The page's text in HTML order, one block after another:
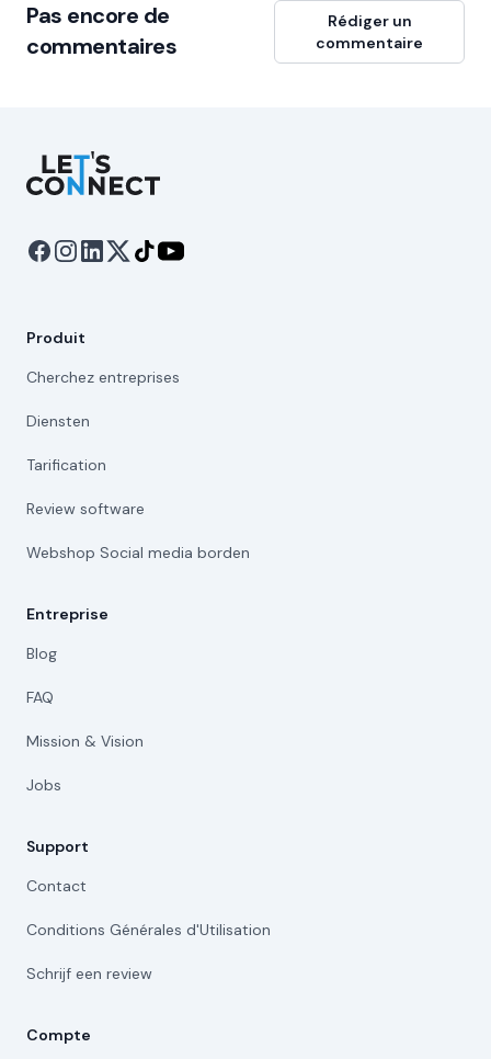
Pas encore de
commentaires
Rédiger un
commentaire
Let's Connect
Produit
Cherchez entreprises
Diensten
Tarification
Review software
Webshop Social media borden
Entreprise
Blog
FAQ
Mission & Vision
Jobs
Support
Contact
Conditions Générales d'Utilisation
Schrijf een review
Compte